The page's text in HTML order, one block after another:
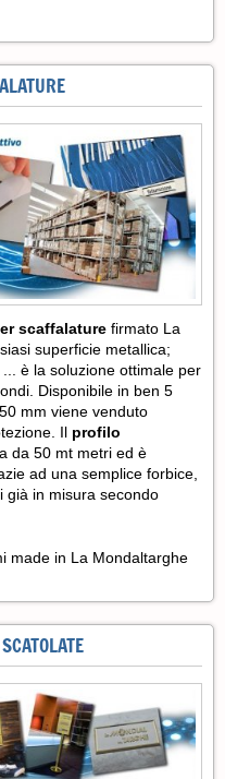
scaffalature firmato La
superficie metallica;
è la soluzione ottimale per
Disponibile in ben 5
mm viene venduto
Il profilo
da 50 mt metri ed è
ad una semplice forbice,
già in misura secondo
made in La Mondaltarghe